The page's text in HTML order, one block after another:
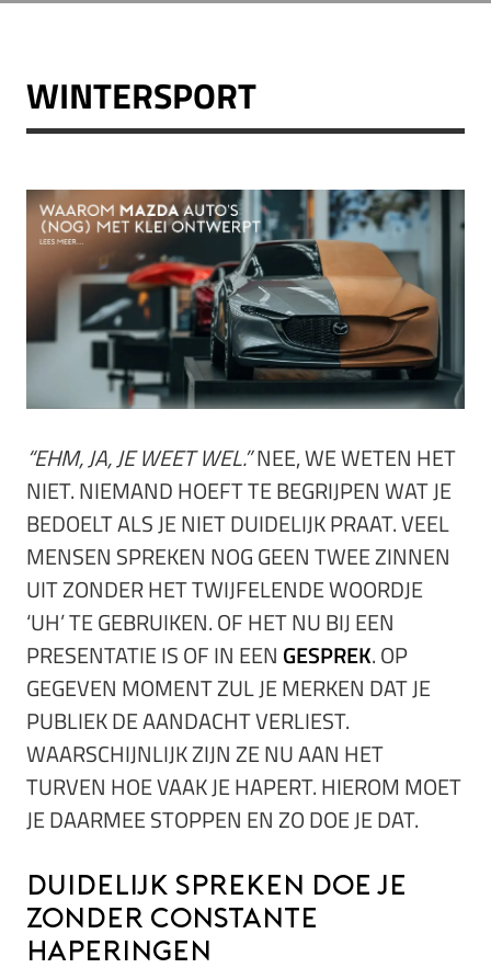
WINTERSPORT
“EHM, JA, JE WEET WEL.”NEE, WE WETEN HET
NIET. NIEMAND HOEFT TE BEGRIJPEN WAT JE
BEDOELT ALS JE NIET DUIDELIJK PRAAT. VEEL
MENSEN SPREKEN NOG GEEN TWEE ZINNEN
UIT ZONDER HET TWIJFELENDE WOORDJE
‘UH’ TE GEBRUIKEN. OF HET NU BIJ EEN
PRESENTATIE IS OF IN EEN GESPREK. OP
GEGEVEN MOMENT ZUL JE MERKEN DAT JE
PUBLIEK DE AANDACHT VERLIEST.
WAARSCHIJNLIJK ZIJN ZE NU AAN HET
TURVEN HOE VAAK JE HAPERT. HIEROM MOET
JE DAARMEE STOPPEN EN ZO DOE JE DAT.
Duidelijk spreken doe je
zonder constante
haperingen